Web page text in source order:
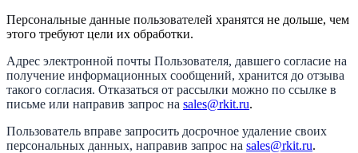
Персональные данные пользователей хранятся не дольше, чем
этого требуют цели их обработки.
Адрес электронной почты Пользователя, давшего согласие на
получение информационных сообщений, хранится до отзыва
такого согласия. Отказаться от рассылки можно по ссылке в
письме или направив запрос на sales@rkit.ru.
Пользователь вправе запросить досрочное удаление своих
персональных данных, направив запрос на sales@rkit.ru.